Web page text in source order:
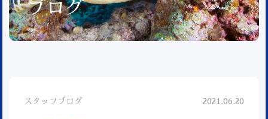
ブログ
スタッフブログ 2021.06.20